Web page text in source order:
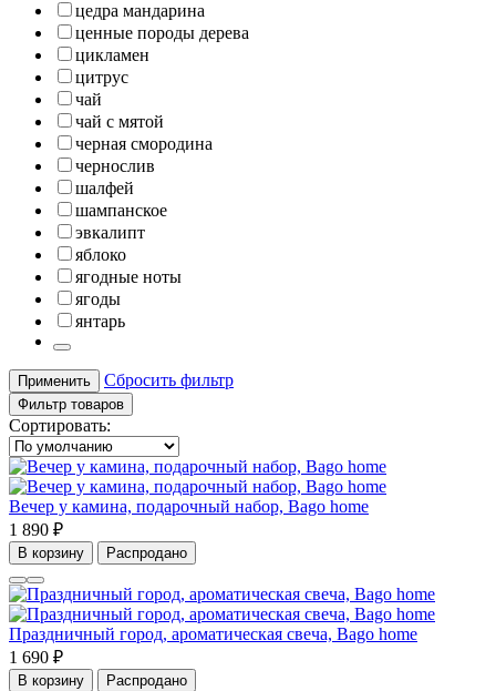
цедра мандарина
ценные породы дерева
цикламен
цитрус
чай
чай с мятой
черная смородина
чернослив
шалфей
шампанское
эвкалипт
яблоко
ягодные ноты
ягоды
янтарь
Применить Сбросить фильтр
Фильтр товаров
Сортировать:
Вечер у камина, подарочный набор, Bago home
1 890 ₽
В корзину Распродано
Праздничный город, ароматическая свеча, Bago home
1 690 ₽
В корзину Распродано